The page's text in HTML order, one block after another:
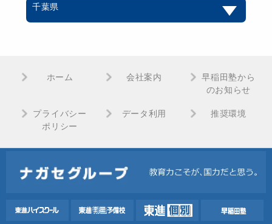
千葉県
ホーム 会社案内
早稲田塾から
のお知らせ
プライバシー
ポリシー
データ利用 推奨環境